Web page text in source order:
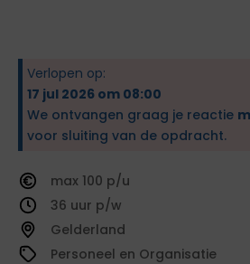
Verlopen op:
17 jul 2026 om 08:00
We ontvangen graag je reactie
voor sluiting van de opdracht.
100
36
Gelderland
Personeel en Organisatie